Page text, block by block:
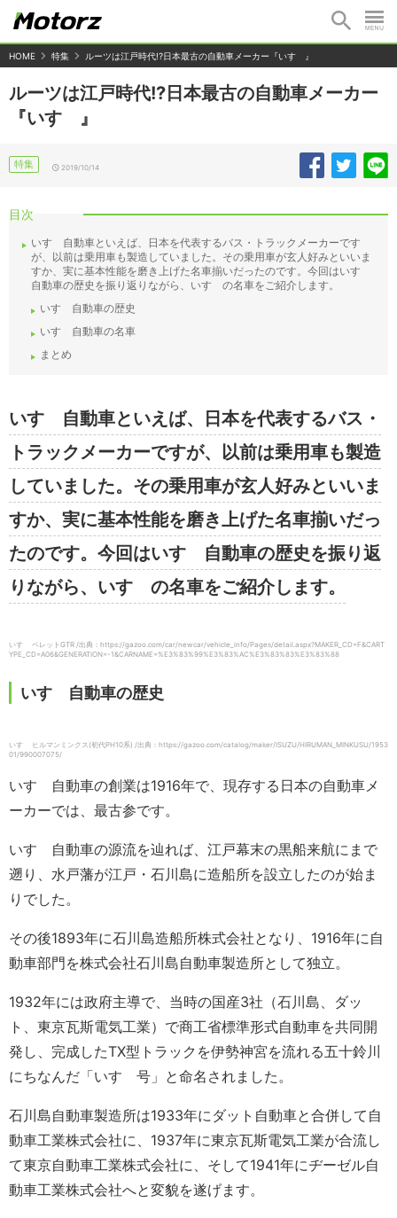
HOME 特集 ルーツは江戸時代!?日本最古の自動車メーカー『いすゞ』
ルーツは江戸時代!?日本最古の自動車メーカー
『いすゞ』
特集 2019/10/14
目次
いすゞ自動車といえば、日本を代表するバス・トラックメーカーです
が、以前は乗用車も製造していました。その乗用車が玄人好みといいま
すか、実に基本性能を磨き上げた名車揃いだったのです。今回はいすゞ
自動車の歴史を振り返りながら、いすゞの名車をご紹介します。
いすゞ自動車の歴史
いすゞ自動車の名車
まとめ
いすゞ自動車といえば、日本を代表するバス・
トラックメーカーですが、以前は乗用車も製造
していました。その乗用車が玄人好みといいま
すか、実に基本性能を磨き上げた名車揃いだっ
たのです。今回はいすゞ自動車の歴史を振り返
りながら、いすゞの名車をご紹介します。
いすゞ ベレットGTR /出典：https://gazoo.com/car/newcar/vehicle_info/Pages/detail.aspx?MAKER_CD=F&CART
YPE_CD=A06&GENERATION=-1&CARNAME=%E3%83%99%E3%83%AC%E3%83%83%E3%83%88
いすゞ自動車の歴史
いすゞ ヒルマンミンクス(初代PH10系) /出典：https://gazoo.com/catalog/maker/ISUZU/HIRUMAN_MINKUSU/1953
01/990007075/
いすゞ自動車の創業は1916年で、現存する日本の自動車メ
ーカーでは、最古参です。
いすゞ自動車の源流を辿れば、江戸幕末の黒船来航にまで
遡り、水戸藩が江戸・石川島に造船所を設立したのが始ま
りでした。
その後1893年に石川島造船所株式会社となり、1916年に自
動車部門を株式会社石川島自動車製造所として独立。
1932年には政府主導で、当時の国産3社（石川島、ダッ
ト、東京瓦斯電気工業）で商工省標準形式自動車を共同開
発し、完成したTX型トラックを伊勢神宮を流れる五十鈴川
にちなんだ「いすゞ号」と命名されました。
石川島自動車製造所は1933年にダット自動車と合併して自
動車工業株式会社に、1937年に東京瓦斯電気工業が合流し
て東京自動車工業株式会社に、そして1941年にヂーゼル自
動車工業株式会社へと変貌を遂げます。